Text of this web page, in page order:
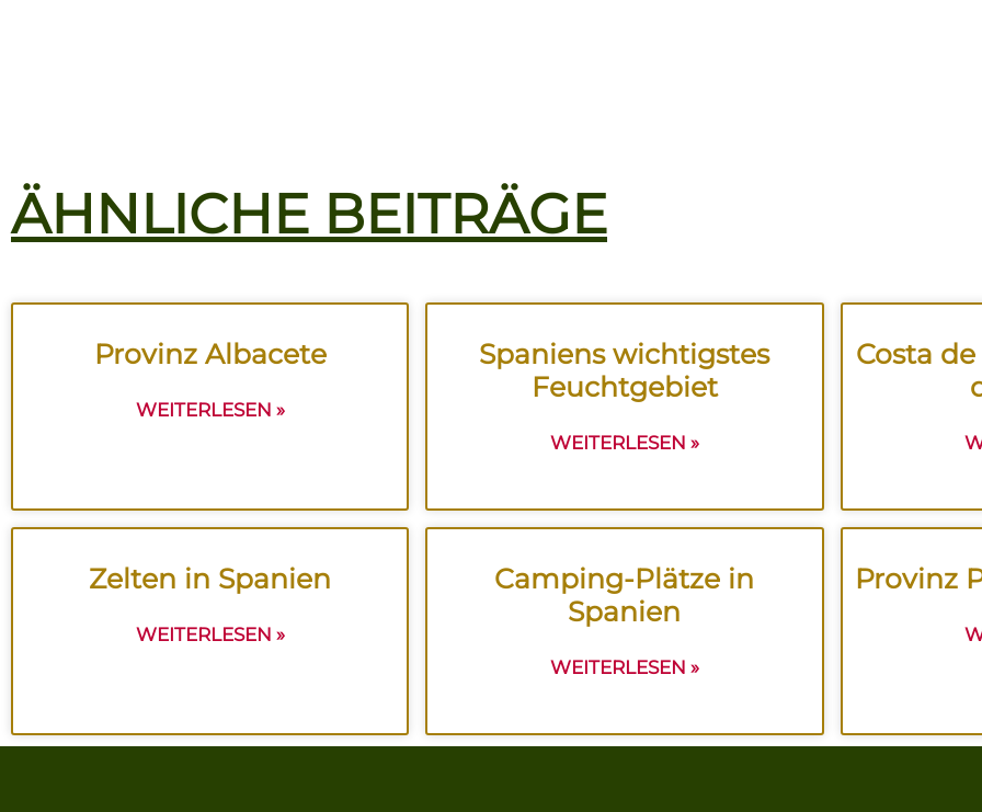
ÄHNLICHE BEITRÄGE
Provinz Albacete
WEITERLESEN »
Spaniens wichtigstes
Feuchtgebiet
WEITERLESEN »
Costa
Zelten in Spanien
WEITERLESEN »
Camping-Plätze in
Spanien
WEITERLESEN »
Provinz